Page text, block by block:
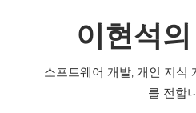
이현석
소프트웨어 개발, 개인 지식
를 전합